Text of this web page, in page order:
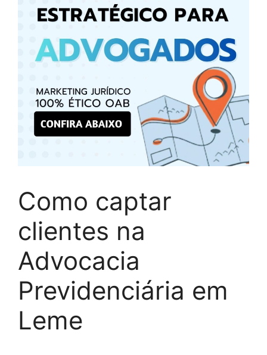
Como captar
clientes na
Advocacia
Previdenciária em
Leme